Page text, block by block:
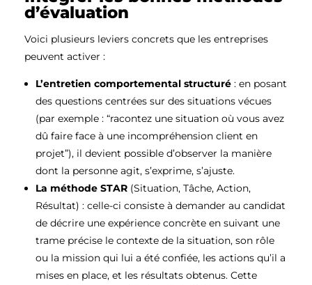
d’évaluation
Voici plusieurs leviers concrets que les entreprises
peuvent activer :
L’entretien comportemental structuré : en posant
des questions centrées sur des situations vécues
(par exemple : “racontez une situation où vous avez
dû faire face à une incompréhension client en
projet”), il devient possible d’observer la manière
dont la personne agit, s’exprime, s’ajuste.
La méthode STAR (Situation, Tâche, Action,
Résultat) : celle-ci consiste à demander au candidat
de décrire une expérience concrète en suivant une
trame précise le contexte de la situation, son rôle
ou la mission qui lui a été confiée, les actions qu’il a
mises en place, et les résultats obtenus. Cette